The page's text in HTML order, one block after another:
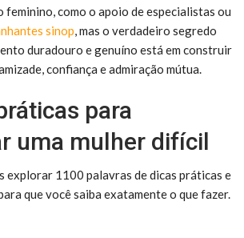
feminino, como o apoio de especialistas ou
sinop, mas o verdadeiro segredo
duradouro e genuíno está em construir
confiança e admiração mútua.
para
uma mulher difícil
explorar 1100 palavras de dicas práticas e
que você saiba exatamente o que fazer.